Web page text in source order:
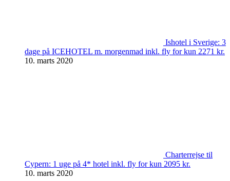
Ishotel i Sverige: 3
dage på ICEHOTEL m. morgenmad inkl. fly for kun 2271 kr.
10. marts 2020
Charterrejse til
Cypern: 1 uge på 4* hotel inkl. fly for kun 2095 kr.
10. marts 2020